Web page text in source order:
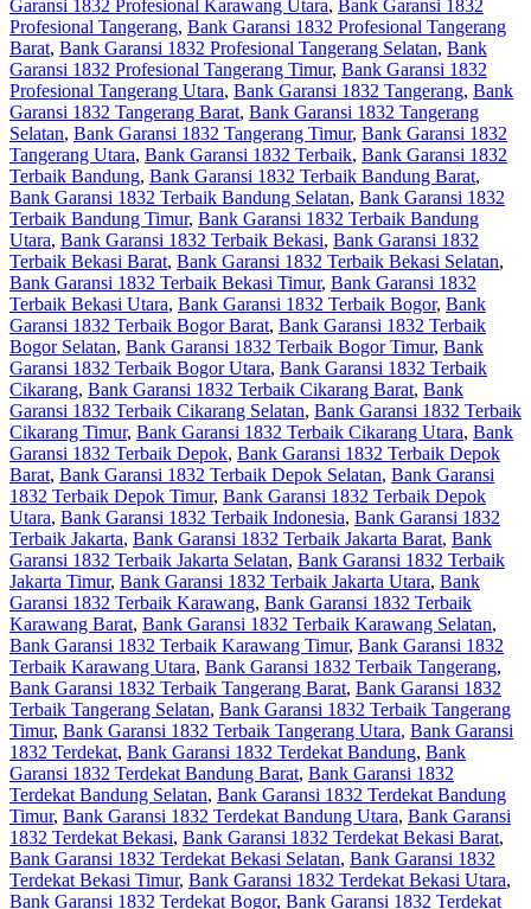
Garansi 1832 Profesional Karawang Utara, Bank Garansi 1832
Profesional Tangerang, Bank Garansi 1832 Profesional Tangerang
Barat, Bank Garansi 1832 Profesional Tangerang Selatan, Bank
Garansi 1832 Profesional Tangerang Timur, Bank Garansi 1832
Profesional Tangerang Utara, Bank Garansi 1832 Tangerang, Bank
Garansi 1832 Tangerang Barat, Bank Garansi 1832 Tangerang
Selatan, Bank Garansi 1832 Tangerang Timur, Bank Garansi 1832
Tangerang Utara, Bank Garansi 1832 Terbaik, Bank Garansi 1832
Terbaik Bandung, Bank Garansi 1832 Terbaik Bandung Barat,
Bank Garansi 1832 Terbaik Bandung Selatan, Bank Garansi 1832
Terbaik Bandung Timur, Bank Garansi 1832 Terbaik Bandung
Utara, Bank Garansi 1832 Terbaik Bekasi, Bank Garansi 1832
Terbaik Bekasi Barat, Bank Garansi 1832 Terbaik Bekasi Selatan,
Bank Garansi 1832 Terbaik Bekasi Timur, Bank Garansi 1832
Terbaik Bekasi Utara, Bank Garansi 1832 Terbaik Bogor, Bank
Garansi 1832 Terbaik Bogor Barat, Bank Garansi 1832 Terbaik
Bogor Selatan, Bank Garansi 1832 Terbaik Bogor Timur, Bank
Garansi 1832 Terbaik Bogor Utara, Bank Garansi 1832 Terbaik
Cikarang, Bank Garansi 1832 Terbaik Cikarang Barat, Bank
Garansi 1832 Terbaik Cikarang Selatan, Bank Garansi 1832 Terbaik
Cikarang Timur, Bank Garansi 1832 Terbaik Cikarang Utara, Bank
Garansi 1832 Terbaik Depok, Bank Garansi 1832 Terbaik Depok
Barat, Bank Garansi 1832 Terbaik Depok Selatan, Bank Garansi
1832 Terbaik Depok Timur, Bank Garansi 1832 Terbaik Depok
Utara, Bank Garansi 1832 Terbaik Indonesia, Bank Garansi 1832
Terbaik Jakarta, Bank Garansi 1832 Terbaik Jakarta Barat, Bank
Garansi 1832 Terbaik Jakarta Selatan, Bank Garansi 1832 Terbaik
Jakarta Timur, Bank Garansi 1832 Terbaik Jakarta Utara, Bank
Garansi 1832 Terbaik Karawang, Bank Garansi 1832 Terbaik
Karawang Barat, Bank Garansi 1832 Terbaik Karawang Selatan,
Bank Garansi 1832 Terbaik Karawang Timur, Bank Garansi 1832
Terbaik Karawang Utara, Bank Garansi 1832 Terbaik Tangerang,
Bank Garansi 1832 Terbaik Tangerang Barat, Bank Garansi 1832
Terbaik Tangerang Selatan, Bank Garansi 1832 Terbaik Tangerang
Timur, Bank Garansi 1832 Terbaik Tangerang Utara, Bank Garansi
1832 Terdekat, Bank Garansi 1832 Terdekat Bandung, Bank
Garansi 1832 Terdekat Bandung Barat, Bank Garansi 1832
Terdekat Bandung Selatan, Bank Garansi 1832 Terdekat Bandung
Timur, Bank Garansi 1832 Terdekat Bandung Utara, Bank Garansi
1832 Terdekat Bekasi, Bank Garansi 1832 Terdekat Bekasi Barat,
Bank Garansi 1832 Terdekat Bekasi Selatan, Bank Garansi 1832
Terdekat Bekasi Timur, Bank Garansi 1832 Terdekat Bekasi Utara,
Bank Garansi 1832 Terdekat Bogor, Bank Garansi 1832 Terdekat